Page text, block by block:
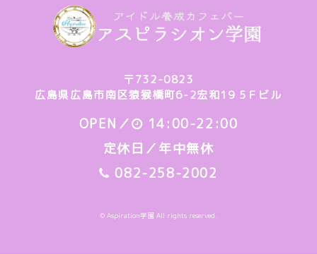
〒732-0823
広島県広島市南区猿猴橋町6-2宏和19 5Ｆビル
OPEN／
14:00-22:00
定休日／年中無休
082-258-2002
© Aspiration学園 All rights reserved.